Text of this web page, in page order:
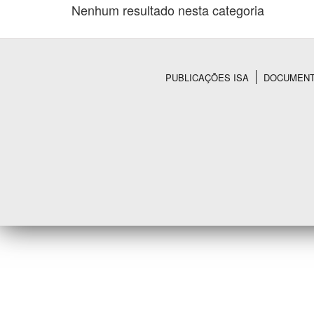
Nenhum resultado nesta categoria
PUBLICAÇÕES ISA